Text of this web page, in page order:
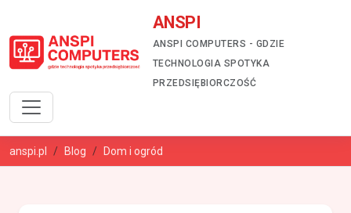
ANSPI
ANSPI COMPUTERS - GDZIE
TECHNOLOGIA SPOTYKA
PRZEDSIĘBIORCZOŚĆ
anspi.pl Blog Dom i ogród